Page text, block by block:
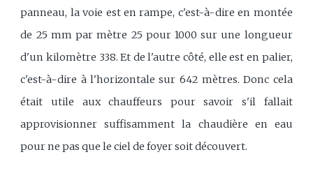
panneau, la voie est en rampe, c'est-à-dire en montée
de 25 mm par mètre 25 pour 1000 sur une longueur
d'un kilomètre 338. Et de l'autre côté, elle est en palier,
c'est-à-dire à l'horizontale sur 642 mètres. Donc cela
était utile aux chauffeurs pour savoir s'il fallait
approvisionner suffisamment la chaudière en eau
pour ne pas que le ciel de foyer soit découvert.